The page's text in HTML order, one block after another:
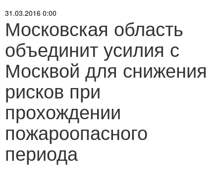
31.03.2016 0:00
Московская область
объединит усилия с
Москвой для снижения
рисков при
прохождении
пожароопасного
периода